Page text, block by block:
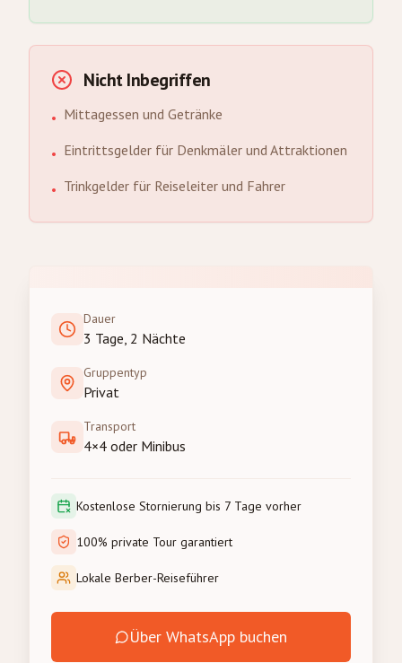
Nicht Inbegriffen
• Mittagessen und Getränke
• Eintrittsgelder für Denkmäler und Attraktionen
• Trinkgelder für Reiseleiter und Fahrer
Dauer
3 Tage, 2 Nächte
Gruppentyp
Privat
Transport
4×4 oder Minibus
Kostenlose Stornierung bis 7 Tage vorher
100% private Tour garantiert
Lokale Berber-Reiseführer
Über WhatsApp buchen